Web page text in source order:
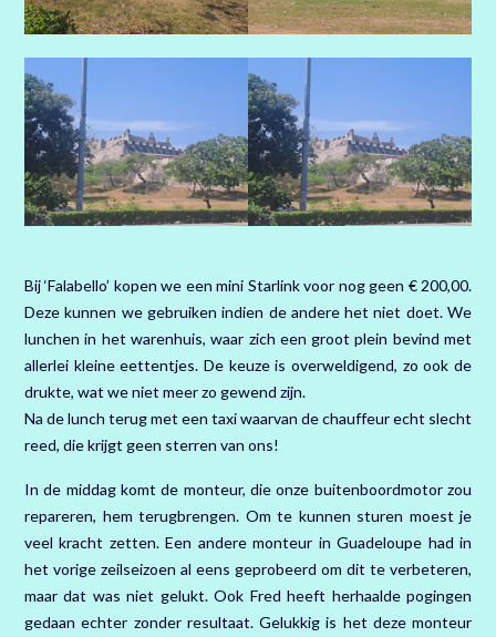
Bij ‘Falabello’ kopen we een mini Starlink voor nog geen € 200,00.
Deze kunnen we gebruiken indien de andere het niet doet. We
lunchen in het warenhuis, waar zich een groot plein bevind met
allerlei kleine eettentjes. De keuze is overweldigend, zo ook de
drukte, wat we niet meer zo gewend zijn.
Na de lunch terug met een taxi waarvan de chauffeur echt slecht
reed, die krijgt geen sterren van ons!
In de middag komt de monteur, die onze buitenboordmotor zou
repareren, hem terugbrengen. Om te kunnen sturen moest je
veel kracht zetten. Een andere monteur in Guadeloupe had in
het vorige zeilseizoen al eens geprobeerd om dit te verbeteren,
maar dat was niet gelukt. Ook Fred heeft herhaalde pogingen
gedaan echter zonder resultaat. Gelukkig is het deze monteur